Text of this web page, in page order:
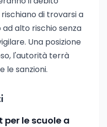
di trovarsi a
alto rischio senza
Una posizione
l'autorità terrà
le sanzioni.
per le scuole a